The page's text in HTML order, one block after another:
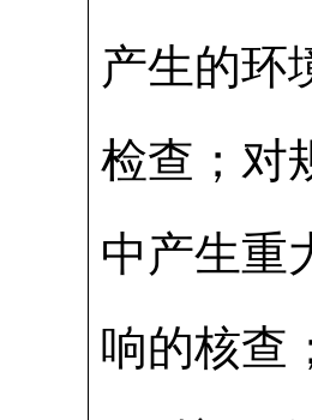
产生的环
检查；对
中产生重
响的核查